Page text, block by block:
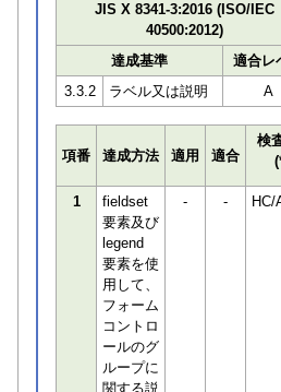
JIS X 8341-3:2016 (ISO/IEC
40500:2012)
達成基準
適合レ
3.3.2
ラベル又は説明 A
項番 達成方法 適用 適合
検
1
fieldset
要素及び
legend
要素を使
用して、
フォーム
コントロ
ールのグ
ループに
関する説
- - HC/